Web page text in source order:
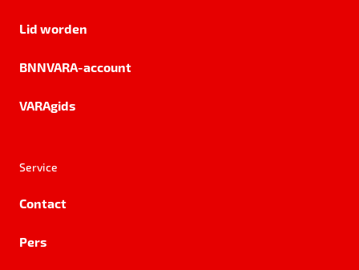
Lid worden
BNNVARA-account
VARAgids
Service
Contact
Pers